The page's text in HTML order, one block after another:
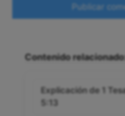
Contenido relacionado:
Explicación de 1